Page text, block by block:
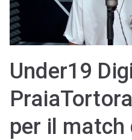
Under19
per il